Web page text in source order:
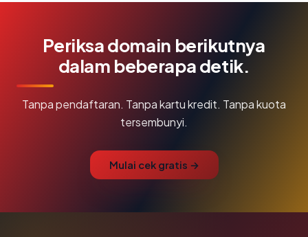
Periksa domain berikutnya
dalam beberapa detik.
Tanpa pendaftaran. Tanpa kartu kredit. Tanpa kuota
tersembunyi.
Mulai cek gratis →